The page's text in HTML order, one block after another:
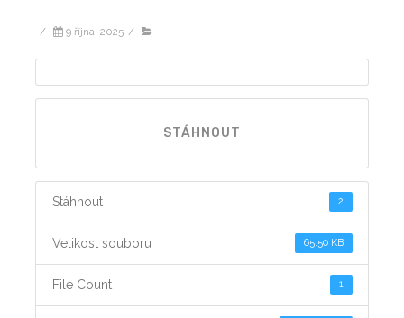
/ 9 října, 2025 /
STÁHNOUT
Stáhnout 2
Velikost souboru 65.50 KB
File Count 1